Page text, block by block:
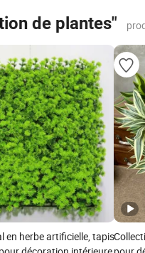
de plantes"
en herbe artificielle, tapis